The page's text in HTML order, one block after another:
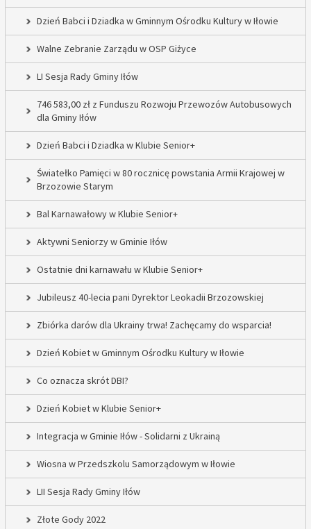
Dzień Babci i Dziadka w Gminnym Ośrodku Kultury w Iłowie
Walne Zebranie Zarządu w OSP Giżyce
LI Sesja Rady Gminy Iłów
746 583,00 zł z Funduszu Rozwoju Przewozów Autobusowych
dla Gminy Iłów
Dzień Babci i Dziadka w Klubie Senior+
Światełko Pamięci w 80 rocznicę powstania Armii Krajowej w
Brzozowie Starym
Bal Karnawałowy w Klubie Senior+
Aktywni Seniorzy w Gminie Iłów
Ostatnie dni karnawału w Klubie Senior+
Jubileusz 40-lecia pani Dyrektor Leokadii Brzozowskiej
Zbiórka darów dla Ukrainy trwa! Zachęcamy do wsparcia!
Dzień Kobiet w Gminnym Ośrodku Kultury w Iłowie
Co oznacza skrót DBI?
Dzień Kobiet w Klubie Senior+
Integracja w Gminie Iłów - Solidarni z Ukrainą
Wiosna w Przedszkolu Samorządowym w Iłowie
LII Sesja Rady Gminy Iłów
Złote Gody 2022